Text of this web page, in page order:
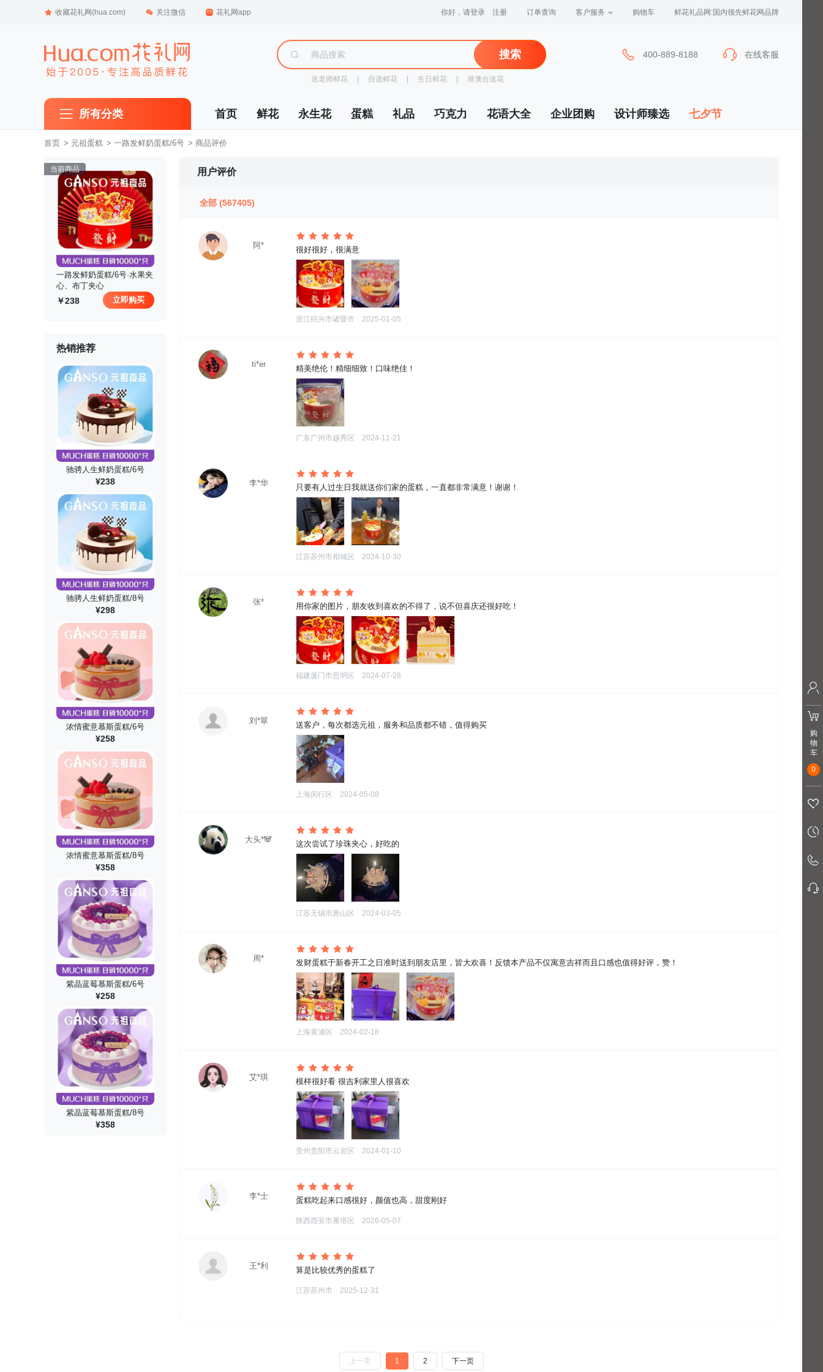
收藏花礼网(hua.com) 关注微信 花礼网app 你好，请登录 注册 订单查询 客户服务 购物车 鲜花礼品网:国内领先鲜花网品牌
搜索
送老师鲜花 自选鲜花 生日鲜花 港澳台送花
400-889-8188 在线客服
所有分类 首页 鲜花 永生花 蛋糕 礼品 巧克力 花语大全 企业团购 设计师臻选 七夕节
首页 > 元祖蛋糕 > 一路发鲜奶蛋糕/6号 > 商品评价
当前商品
一路发鲜奶蛋糕/6号·水果夹
心、布丁夹心
238 立即购买
热销推荐
驰骋人生鲜奶蛋糕/6号
¥238
驰骋人生鲜奶蛋糕/8号
¥298
浓情蜜意慕斯蛋糕/6号
¥258
浓情蜜意慕斯蛋糕/8号
¥358
紫晶蓝莓慕斯蛋糕/6号
¥258
紫晶蓝莓慕斯蛋糕/8号
¥358
用户评价
全部 (567405)
阿* 很好很好，很满意
浙江绍兴市诸暨市 2025-01-05
ti*er 精美绝伦！精细细致！口味绝佳！
广东广州市越秀区 2024-11-21
李*华 只要有人过生日我就送你们家的蛋糕，一直都非常满意！谢谢！
江苏苏州市相城区 2024-10-30
张* 用你家的图片，朋友收到喜欢的不得了，说不但喜庆还很好吃！
福建厦门市思明区 2024-07-28
刘*翠 送客户，每次都选元祖，服务和品质都不错，值得购买
上海闵行区 2024-05-08
大头*🐼 这次尝试了珍珠夹心，好吃的
江苏无锡市惠山区 2024-03-05
周* 发财蛋糕于新春开工之日准时送到朋友店里，皆大欢喜！反馈本产品不仅寓意吉祥而且口感也值得好评，赞！
上海黄浦区 2024-02-18
艾*琪 模样很好看 很吉利家里人很喜欢
贵州贵阳市云岩区 2024-01-10
李*士 蛋糕吃起来口感很好，颜值也高，甜度刚好
陕西西安市雁塔区 2026-05-07
王*利 算是比较优秀的蛋糕了
江苏苏州市 2025-12-31
上一页 1 2 下一页
购
物
车
0